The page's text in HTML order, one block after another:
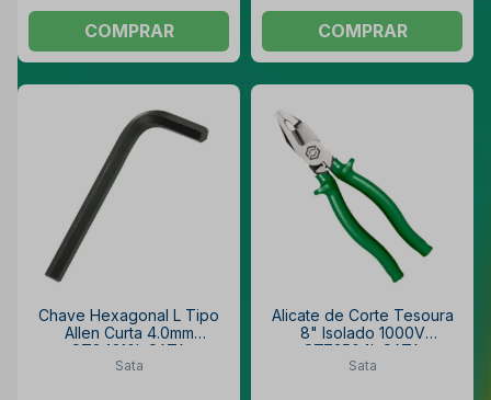
COMPRAR COMPRAR
Chave Hexagonal L Tipo
Allen Curta 4.0mm
ST84310L SATA
Sata
Alicate de Corte Tesoura
8" Isolado 1000V
ST72504L SATA
Sata